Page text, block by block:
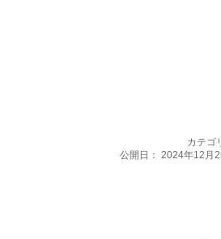
カテゴ
公開日： 2024年12月